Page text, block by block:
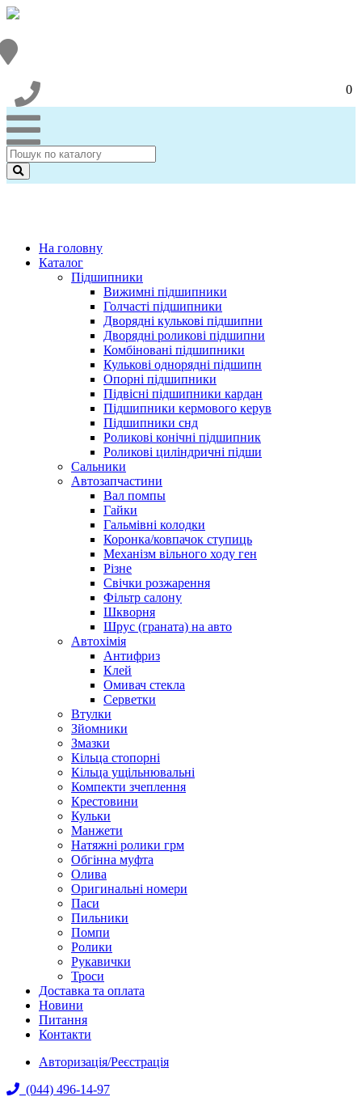
0
На головну
Каталог
Підшипники
Вижимні підшипники
Голчасті підшипники
Дворядні кулькові підшипни
Дворядні роликові підшипни
Комбіновані підшипники
Кулькові однорядні підшипн
Опорні підшипники
Підвісні підшипники кардан
Підшипники кермового керув
Підшипники снд
Роликові конічні підшипник
Роликові циліндричні підши
Сальники
Автозапчастини
Вал помпы
Гайки
Гальмівні колодки
Коронка/ковпачок ступиць
Механізм вільного ходу ген
Різне
Свічки розжарення
Фільтр салону
Шкворня
Шрус (граната) на авто
Автохімія
Антифриз
Клей
Омивач стекла
Серветки
Втулки
Зйомники
Змазки
Кільца стопорні
Кільца ущільнювальні
Компекти зчеплення
Крестовини
Кульки
Манжети
Натяжні ролики грм
Обгінна муфта
Олива
Оригинальні номери
Паси
Пильники
Помпи
Ролики
Рукавички
Троси
Доставка та оплата
Новини
Питання
Контакти
Авторизація/Реєстрація
(044) 496-14-97